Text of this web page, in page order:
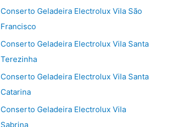
Conserto Geladeira Electrolux Vila São
Francisco
Conserto Geladeira Electrolux Vila Santa
Terezinha
Conserto Geladeira Electrolux Vila Santa
Catarina
Conserto Geladeira Electrolux Vila
Sabrina